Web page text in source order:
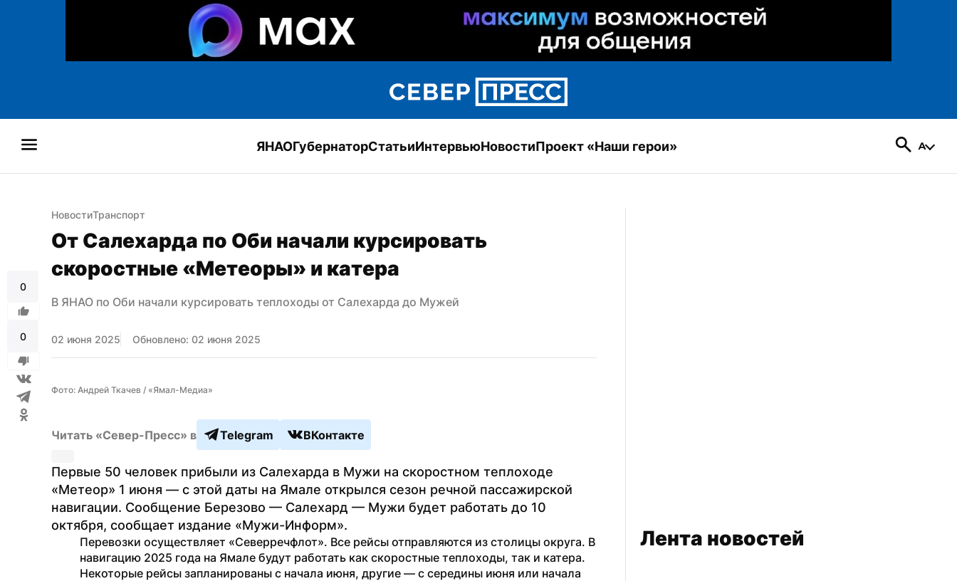
ЯНАОГубернаторСтатьиИнтервьюНовостиПроект «Наши герои»
0
0
НовостиТранспорт
От Салехарда по Оби начали курсировать
скоростные «Метеоры» и катера
В ЯНАО по Оби начали курсировать теплоходы от Салехарда до Мужей
02 июня 2025 Обновлено: 02 июня 2025
Фото: Андрей Ткачев / «Ямал-Медиа»
Читать «Север-Пресс» в Telegram ВКонтакте
Первые 50 человек прибыли из Салехарда в Мужи на скоростном теплоходе
«Метеор» 1 июня — с этой даты на Ямале открылся сезон речной пассажирской
навигации. Сообщение Березово — Салехард — Мужи будет работать до 10
октября, сообщает издание «Мужи-Информ».
Перевозки осуществляет «Северречфлот». Все рейсы отправляются из столицы округа. В
навигацию 2025 года на Ямале будут работать как скоростные теплоходы, так и катера.
Некоторые рейсы запланированы с начала июня, другие — с середины июня или начала
Лента новостей